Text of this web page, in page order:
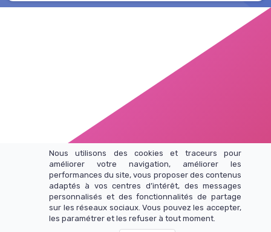
Nous utilisons des cookies et traceurs pour
améliorer votre navigation, améliorer les
performances du site, vous proposer des contenus
adaptés à vos centres d’intérêt, des messages
personnalisés et des fonctionnalités de partage
sur les réseaux sociaux. Vous pouvez les accepter,
les paramétrer et les refuser à tout moment.